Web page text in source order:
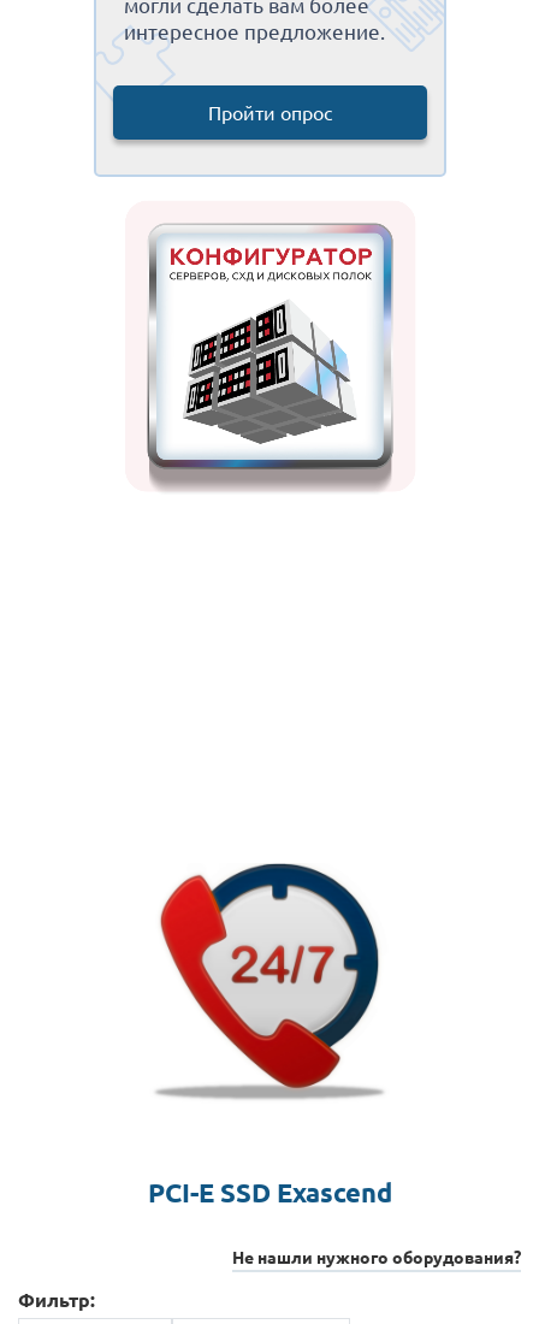
интересное предложение.
Пройти опрос
PCI-E SSD Exascend
Не нашли нужного оборудования?
Фильтр: